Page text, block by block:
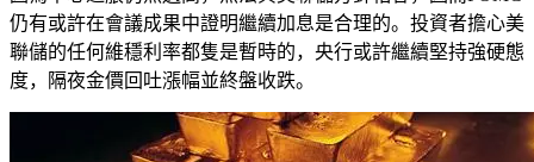
仍有或許在會議成果中證明繼續加息是合理的。投資者擔心美
聯儲的任何維穩利率都隻是暫時的，央行或許繼續堅持強硬態
度，隔夜金價回吐漲幅並終盤收跌。